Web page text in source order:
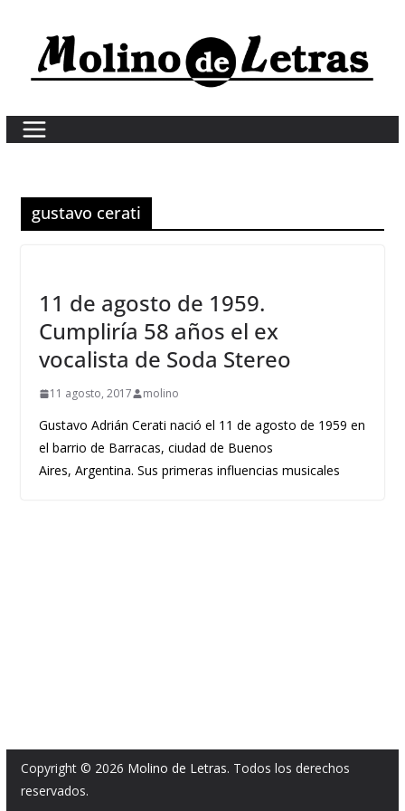
content
gustavo cerati
11 de agosto de 1959.
Cumpliría 58 años el ex
vocalista de Soda Stereo
11 agosto, 2017 molino
Gustavo Adrián Cerati nació el 11 de agosto de 1959 en
el barrio de Barracas, ciudad de Buenos
Aires, Argentina. Sus primeras influencias musicales
Copyright © 2026 Molino de Letras. Todos los derechos
reservados.